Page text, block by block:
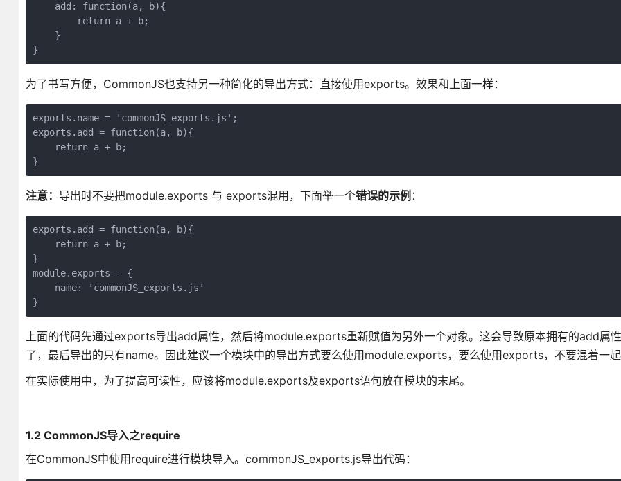
    add: function(a, b){
        return a + b;
    }
}
为了书写方便，CommonJS也支持另一种简化的导出方式：直接使用exports。效果和上面一样：
exports.name = 'commonJS_exports.js';
exports.add = function(a, b){
    return a + b;
}
注意： 导出时不要把module.exports 与 exports混用，下面举一个错误的示例 ：
exports.add = function(a, b){
    return a + b;
}
module.exports = {
    name: 'commonJS_exports.js'
}
上面的代码先通过exports导出add属性，然后将module.exports重新赋值为另外一个对象。这会导致原本拥有的add属
了，最后导出的只有name。因此建议一个模块中的导出方式要么使用module.exports，要么使用exports，不要混着一起
在实际使用中，为了提高可读性，应该将module.exports及exports语句放在模块的末尾。
1.2 CommonJS导入之require
在CommonJS中使用require进行模块导入。commonJS_exports.js导出代码：